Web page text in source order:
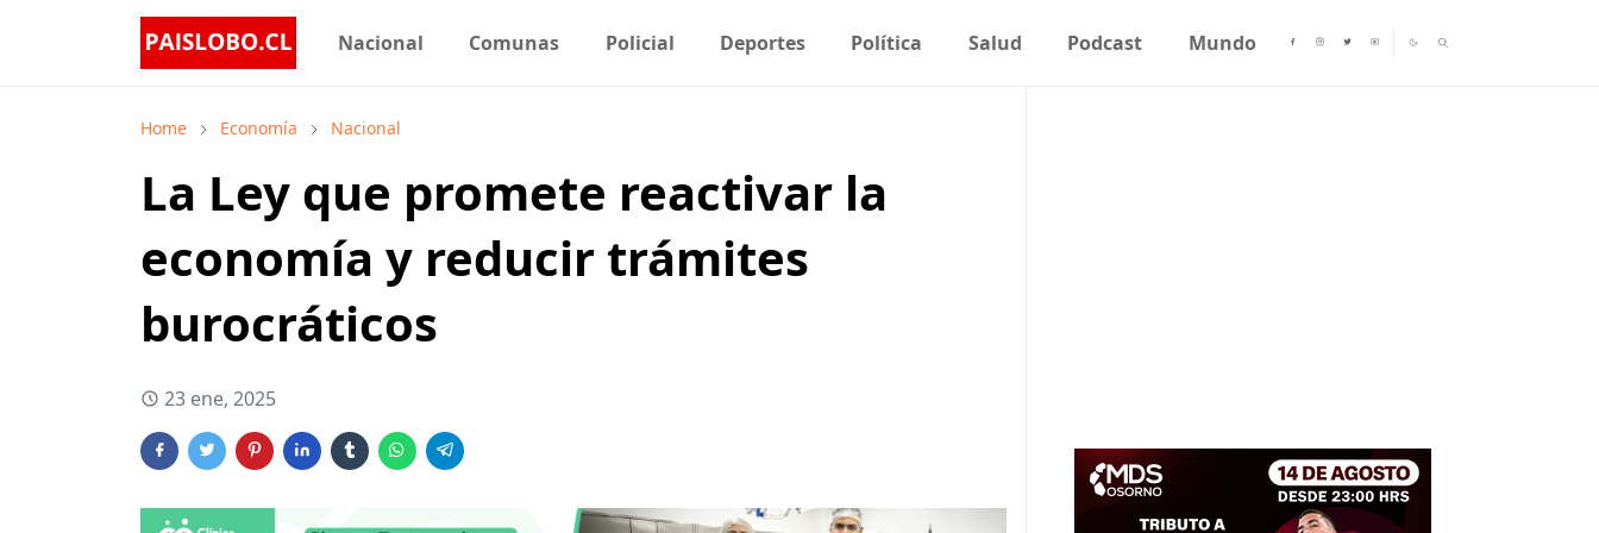
Nacional Comunas Policial Deportes Política Salud Podcast Mundo
Home Economía Nacional
La Ley que promete reactivar la
economía y reducir trámites
burocráticos
23 ene, 2025